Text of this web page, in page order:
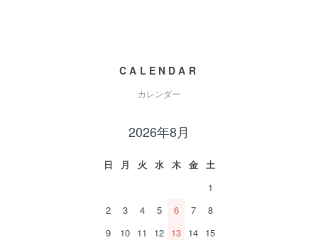
CALENDAR
カレンダー
2026年8月
日 月 火 水 木 金
土
1
2
3 4 5 6 7
8
9
10 11 12 13 14 15